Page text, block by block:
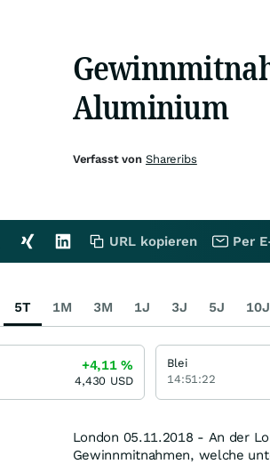
Aluminium
London 05.11.2018 - An der
Gewinnmitnahmen, welche
Verfasst von Shareribs
URL kopieren Per
5T 1M 3M 1J 3J 5J 10J
+4,11%
4,430 USD
Blei
14:51:22